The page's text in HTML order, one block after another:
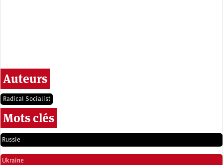
Auteurs
Radical Socialist
Mots clés
Russie
Ukraine